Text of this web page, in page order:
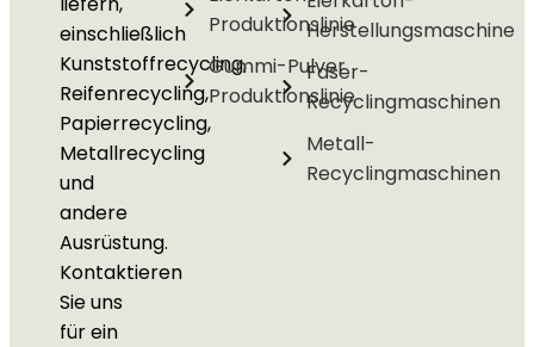
einschließlich
Kunststoffrecycling,
Reifenrecycling,
Papierrecycling,
Metallrecycling
und
andere
Ausrüstung.
Kontaktieren
Sie uns
für ein
Produktionslinie
Gummi-Pulver
Produktionslinie
Herstellungsmaschine
Faser-
Recyclingmaschinen
Metall-
Recyclingmaschinen